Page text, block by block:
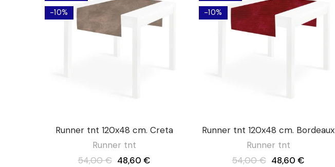
-10%
Runner tnt 120x48 cm. Creta
Runner tnt
54,00 € 48,60 €
-10%
Runner tnt 120x48 cm. Bordeaux
Runner tnt
54,00 € 48,60 €